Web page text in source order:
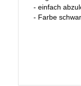
- einfach
- Farbe